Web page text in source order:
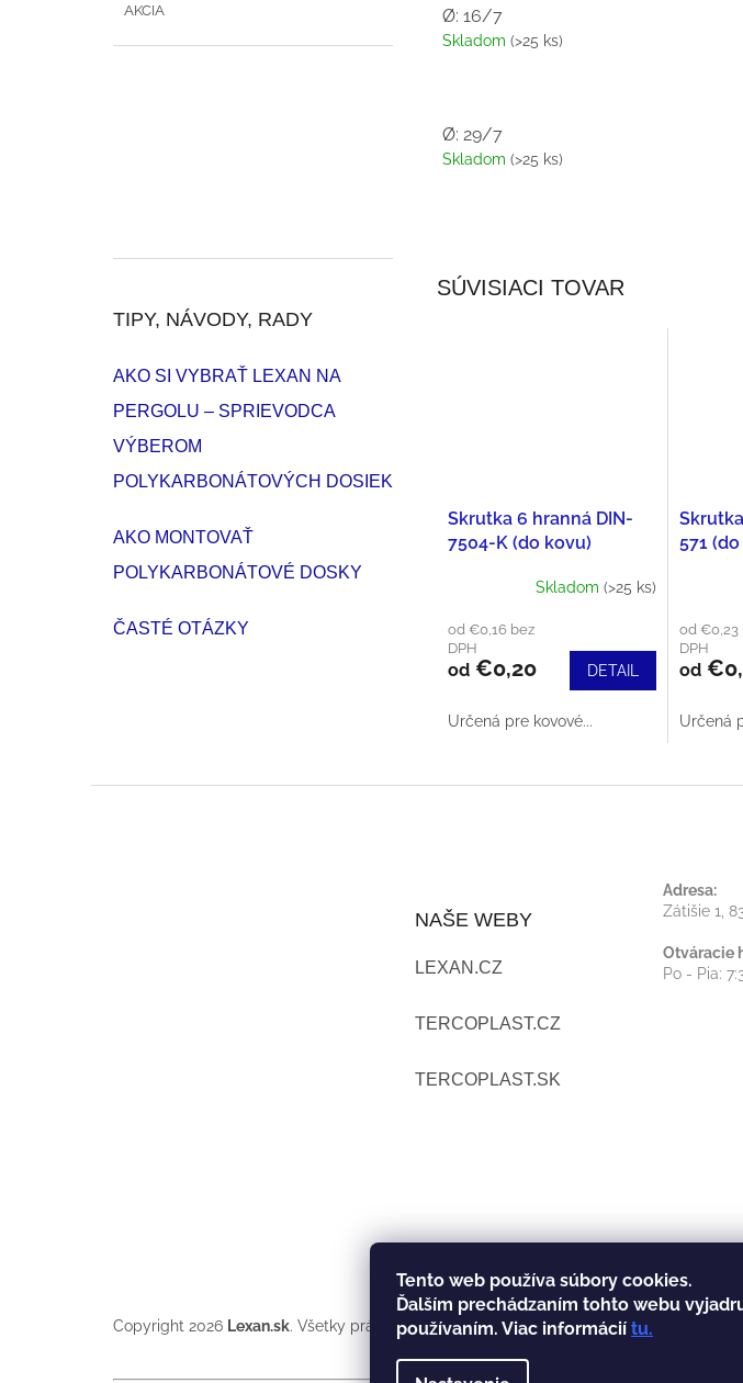
Tento web používa súbory cookies.
Ďalším prechádzaním tohto webu
používaním. Viac informácií tu.
AKCIA
TIPY, NÁVODY, RADY
AKO SI VYBRAŤ LEXAN NA
PERGOLU – SPRIEVODCA
VÝBEROM
POLYKARBONÁTOVÝCH DOSIEK
AKO MONTOVAŤ
POLYKARBONÁTOVÉ DOSKY
ČASTÉ OTÁZKY
SÚVISIACI TOVAR
Skrutka 6 hranná DIN-
7504-K (do kovu)
Skladom (>25 ks)
od €0,16 bez
DPH
od €0,20 DETAIL
Určená pre kovové...
571
od €0,23
DPH
od
Určená
Ø: 16/7
Skladom (>25 ks)
Ø: 29/7
Skladom (>25 ks)
NAŠE WEBY
LEXAN.CZ
TERCOPLAST.CZ
TERCOPLAST.SK
Adresa:
Zátišie 1,
Otváracie
Po - Pia:
Copyright 2026 Lexan.sk. Všetky práva vyhradené.